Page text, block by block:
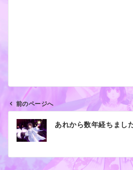
ビ
ゲ
前のページへ
あれから数年経ちました